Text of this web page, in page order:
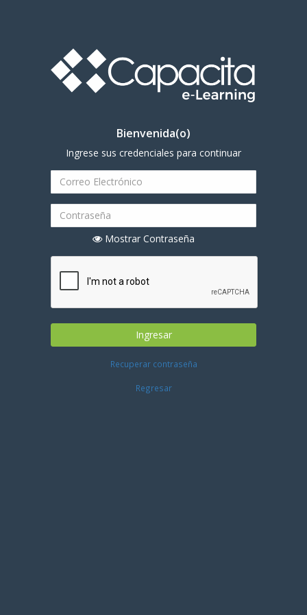
Bienvenida(o)
Ingrese sus credenciales para continuar
Mostrar Contraseña
Ingresar
Recuperar contraseña
Regresar